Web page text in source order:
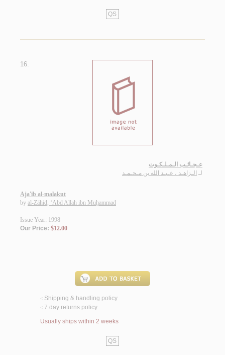
QS
16.
عـجـائـب الـمـلـكـوت
لـ الـزاهـد ، عـبـد الله بن مـحـمـد
Aja'ib al-malakut
by al-Zāhid, ‘Abd Allah ibn Muḥammad
Issue Year: 1998
Our Price: $12.00
< Shipping & handling policy
< 7 day returns policy
Usually ships within 2 weeks
QS